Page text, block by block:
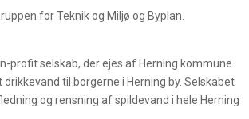
for Teknik og Miljø og Byplan.
profit selskab, der ejes af Herning kommune.
til borgerne i Herning by. Selskabet
og rensning af spildevand i hele Herning